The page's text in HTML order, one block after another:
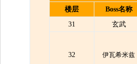
楼层
Boss名称
31
玄武
32 伊瓦希米兹